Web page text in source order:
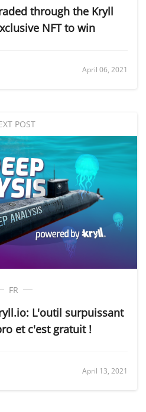
through the Kryll
NFT to win
April 06, 2021
POST
FR
L'outil surpuissant
et c'est gratuit !
April 13, 2021